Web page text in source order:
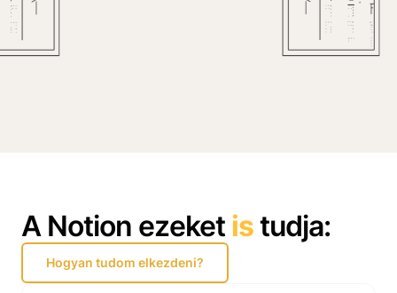
A Notion ezeket istudja:
Hogyan tudom elkezdeni?